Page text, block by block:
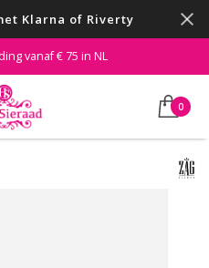
Klarna of Riverty
vanaf € 75 in NL
0